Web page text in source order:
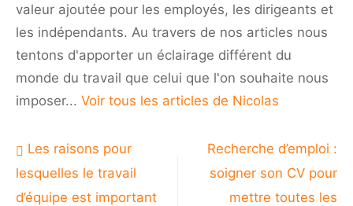
valeur ajoutée pour les employés, les dirigeants et
les indépendants. Au travers de nos articles nous
tentons d'apporter un éclairage différent du
monde du travail que celui que l'on souhaite nous
imposer... Voir tous les articles de Nicolas
Navigation
de
l’article
Les raisons pour
lesquelles le travail
d’équipe est important
Recherche d’emploi :
soigner son CV pour
mettre toutes les